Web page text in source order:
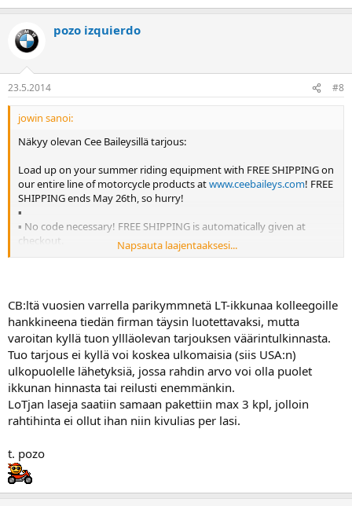
pozo izquierdo
23.5.2014 #8
jowin sanoi:
Näkyy olevan Cee Baileysillä tarjous:
Load up on your summer riding equipment with FREE SHIPPING on
our entire line of motorcycle products atwww.ceebaileys.com! FREE
SHIPPING ends May 26th, so hurry!
▪
▪ No code necessary! FREE SHIPPING is automatically given at
checkout.
▪
NOTE: You are receiving this e-mail because we have made contact
with you sometime in the past. If you would like to opt out from
receiving our special offers and promotions that only our e-mail
subscribers get, please unsubscribe below. Thank you!
Napsauta laajentaaksesi...
CB:ltä vuosien varrella parikymmnetä LT-ikkunaa kolleegoille
hankkineena tiedän firman täysin luotettavaksi, mutta
varoitan kyllä tuon yllläolevan tarjouksen väärintulkinnasta.
Tuo tarjous ei kyllä voi koskea ulkomaisia (siis USA:n)
ulkopuolelle lähetyksiä, jossa rahdin arvo voi olla puolet
ikkunan hinnasta tai reilusti enemmänkin.
LoTjan laseja saatiin samaan pakettiin max 3 kpl, jolloin
rahtihinta ei ollut ihan niin kivulias per lasi.
t. pozo